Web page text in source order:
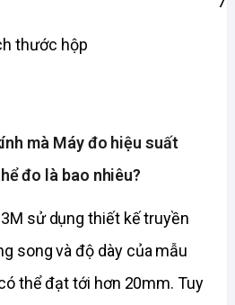
thước hộp
mà Máy đo hiệu suất
đo là bao nhiêu?
sử dụng thiết kế truyền
song và độ dày của mẫu
thể đạt tới hơn 20mm. Tuy